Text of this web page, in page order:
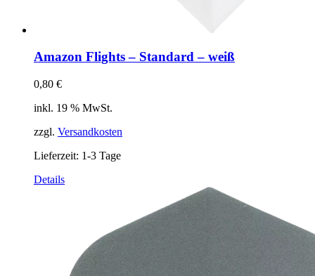
Amazon Flights – Standard – weiß
0,80 €
inkl. 19 % MwSt.
zzgl. Versandkosten
Lieferzeit: 1-3 Tage
Details